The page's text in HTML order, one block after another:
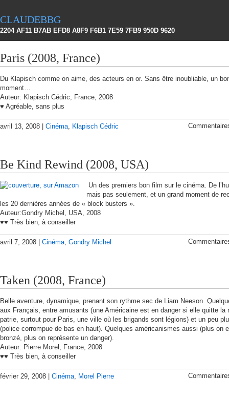
claudebbg
2204 AF11 B7AB EFD8 A8F9 F6B1 7E59 7FB9 950D 9620
Paris (2008, France)
Du Klapisch comme on aime, des acteurs en or. Sans être inoubliable, un
moment…
Auteur: Klapisch Cédric, France, 2008
♥ Agréable, sans plus
avril 13, 2008 | Cinéma, Klapisch Cédric
Be Kind Rewind (2008, USA)
Un des premiers bon film sur le cinéma. De
mais pas seulement, et un grand moment de
les 20 dernières années de « block busters ».
Auteur:Gondry Michel, USA, 2008
♥♥ Très bien, à conseiller
avril 7, 2008 | Cinéma, Gondry Michel
Taken (2008, France)
Belle aventure, dynamique, prenant son rythme sec de Liam Neeson.
aux Français, entre amusants (une Américaine est en danger si elle quitte la
patrie, surtout pour Paris, une ville où les brigands sont légions) et un peu
(police corrompue de bas en haut). Quelques américanismes aussi (plus on
bronzé, plus on représente un danger).
Auteur: Pierre Morel, France, 2008
♥♥ Très bien, à conseiller
février 29, 2008 | Cinéma, Morel Pierre